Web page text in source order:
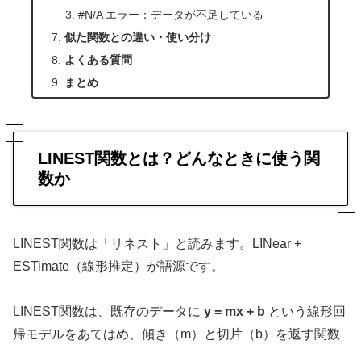
#N/A エラー：データが不足している
似た関数との違い・使い分け
よくある質問
まとめ
LINEST関数とは？どんなときに使う関
数か
LINEST関数は「リネスト」と読みます。LINear +
ESTimate（線形推定）が語源です。
LINEST関数は、既存のデータに y = mx + b という線形回
帰モデルをあてはめ、傾き（m）と切片（b）を返す関数